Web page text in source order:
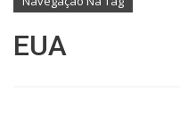
EUA